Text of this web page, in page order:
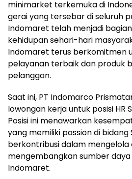
minimarket terkemuka di
gerai yang tersebar di seluruh
Indomaret telah menjadi
kehidupan sehari-hari
Indomaret terus berkomitmen
pelayanan terbaik dan produk
pelanggan.
Saat ini, PT Indomarco
lowongan kerja untuk posisi HR
Posisi ini menawarkan
yang memiliki passion di bidang
berkontribusi dalam mengelola
mengembangkan sumber daya
Indomaret.